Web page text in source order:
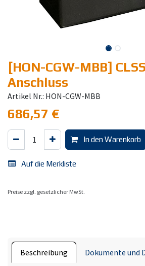
[HON-CGW-MBB]
Anschluss
Artikel Nr.: HON-CGW-MBB
686,57 €
In den Warenkorb
Auf die Merkliste
Preise zzgl. gesetzlicher MwSt.
Beschreibung Dokumente und